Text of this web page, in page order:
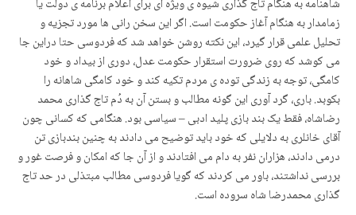
شاهنامه به هنگام تاج گذاری شیوه ی ویژه ای برای اعلام برنامه ی دولت یا
زمامدار به هنگام آغاز حکومت است. اگر این سخن رانی ها مورد تجزیه و
تحلیل علمی قرار گیرد، این نکته روشن خواهد شد که فردوسی حتا دراین جا
می کوشد که روی ضرورت استقرار حکومت عدل، دوری از بیداد و خود
کامگی، توجه به زندگی توده ی مردم تکیه کند و خود کامگی شاهانه را
بکوبد. باری، گرد آوری این گونه مطالب و بستن آن به دُم تاج گذاری محمد
رضاشاه، فقط یک بند بازی پلید ادبی – سیاسی بود. هنگامی که کسانی چون
آقای خانلری به دلایلی که خود باید توضیح می دادند به چنین بندبازی تن
درمی دادند، هزاران نفر به دام می افتادند و از آن جا که امکان و فرصت غور و
بررسی نداشتند، باور می کردند که گویا فردوسی مطالب مبتذلی در حد تاج
گذاری محمدرضا شاه سروده است.